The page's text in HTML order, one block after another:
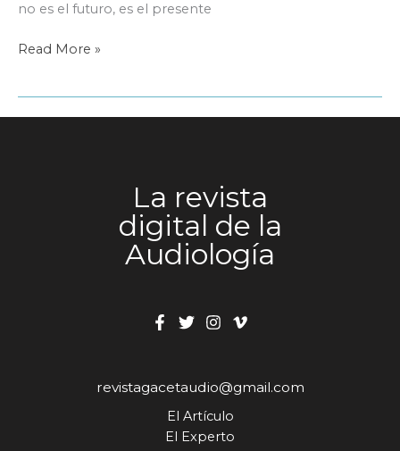
no es el futuro, es el presente
Otoscan
Read More »
La revista
digital de la
Audiología
revistagacetaudio@gmail.com
El Artículo
El Experto